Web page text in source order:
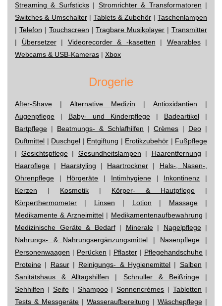
Streaming & Surfsticks| Stromrichter & Transformatoren |
Switches & Umschalter| Tablets & Zubehör | Taschenlampen
| Telefon | Touchscreen |Tragbare Musikplayer | Transmitter
| Übersetzer| Videorecorder & -kasetten | Wearables|
Webcams & USB-Kameras | Xbox
Drogerie
After-Shave | Alternative Medizin | Antioxidantien |
Augenpflege | Baby- und Kinderpflege | Badeartikel |
Bartpflege | Beatmungs- & Schlafhilfen | Crèmes | Deo |
Duftmittel | Duschgel | Entgiftung | Erotikzubehör | Fußpflege
| Gesichtspflege| Gesundheitslampen | Haarentfernung |
Haarpflege | Haarstyling | Haartrockner | Hals-, Nasen-,
Ohrenpflege | Hörgeräte | Intimhygiene| Inkontinenz |
Kerzen | Kosmetik | Körper- & Hautpflege |
Körperthermometer | Linsen | Lotion | Massage|
Medikamente & Arzneimittel| Medikamentenaufbewahrung |
Medizinische Geräte & Bedarf| Minerale| Nagelpflege|
Nahrungs- & Nahrungsergänzungsmittel | Nasenpflege |
Personenwaagen | Perücken | Pflaster | Pflegehandschuhe |
Proteine | Rasur| Reinigungs- & Hygienemittel | Salben |
Sanitätshaus & Alltagshilfen | Schnuller & Beißringe|
Sehhilfen | Seife| Shampoo|Sonnencrèmes |Tabletten |
Tests & Messgeräte | Wasseraufbereitung | Wäschepflege |